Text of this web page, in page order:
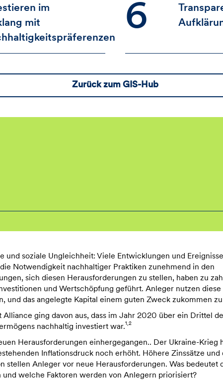
im
mit
6
Zurück zum GIS-Hub
und soziale Ungleichheit: Viele Entwicklungen und
Notwendigkeit nachhaltiger Praktiken zunehmend in den
sich diesen Herausforderungen zu stellen, haben zu
und Wertschöpfung geführt. Anleger nutzen diese
und das angelegte Kapital einem guten Zweck zukommen zu
Alliance ging davon aus, dass im Jahr 2020 über ein Drittel
nachhaltig investiert war.1,2
Herausforderungen einhergegangen.. Der Ukraine-Krieg
Inflationsdruck noch erhöht. Höhere Zinssätze und
stellen Anleger vor neue Herausforderungen. Was bedeutet
welche Faktoren werden von Anlegern priorisiert?